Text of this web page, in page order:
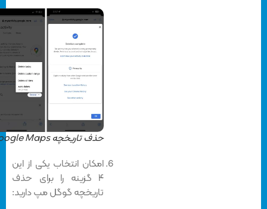
حذف تاریخچه Google Maps
امکان انتخاب یکی از این
۴ گزینه را برای حذف
تاریخچه گوگل مپ دارید: